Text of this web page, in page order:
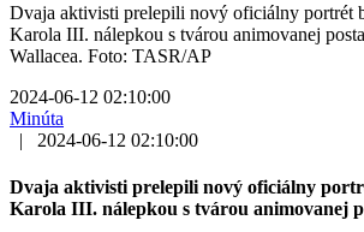
Dvaja aktivisti prelepili nový oficiálny portrét
Karola III. nálepkou s tvárou animovanej
Wallacea. Foto: TASR/AP
2024-06-12 02:10:00
Minúta
|
2024-06-12 02:10:00
Dvaja aktivisti prelepili nový oficiálny
Karola III. nálepkou s tvárou animovanej